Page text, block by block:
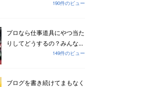
190件のビュー
プロなら仕事道具にやつ当た
りしてどうするの？みんな...
149件のビュー
ブログを書き続けてまもなく